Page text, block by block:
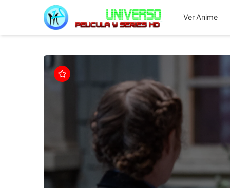
MEGAUNIVERSO Ver Anime